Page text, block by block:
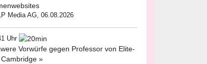
Media AG, 06.08.2026
Uhr
Vorwürfe gegen Professor von Elite-
Cambridge »